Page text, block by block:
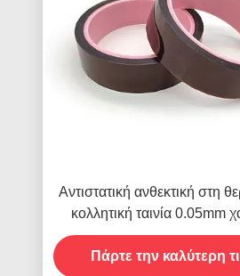
Αντιστατική ανθεκτική στη
κολλητική ταινία 0.05mm
ηλεκτροστατική
Πάρτε την καλύτερη